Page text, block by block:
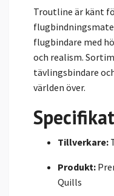
Troutline är känt
flugbindare med
och realism.
tävlingsbindare
världen över.
Tillverkare:
Produkt:
Quills